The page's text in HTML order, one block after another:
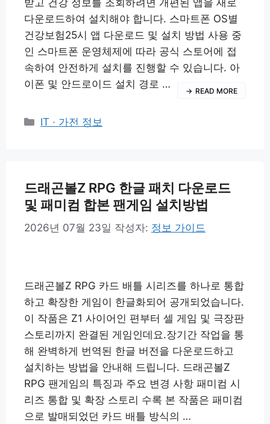
받고 건강 정보를 조회하려면 개편된 앱을 새로
다운로드하여 설치해야 합니다. 스마트폰 OS별
건강보험25시 앱 다운로드 및 설치 방법 사용 중
인 스마트폰 운영체제에 따라 공식 스토어에 접
속하여 안전하게 설치를 진행할 수 있습니다. 아
이폰 및 안드로이드 설치 경로 …
READ MORE
카
IT · 가전 정보
드래곤볼Z RPG 한글 패치 다운로드
및 패미컴 합본 팬게임 설치방법
2026년 07월 23일 작성자: 정보 가이드
드래곤볼Z RPG 카드 배틀 시리즈를 하나로 통합
하고 확장한 게임이 한글화되어 공개되었습니다.
이 작품은 Z1 사이어인 편부터 셀 게임 및 극장판
스토리까지 완결된 게임인데요.장기간 작업을 통
해 완벽하게 번역된 한글 버전을 다운로드하고
설치하는 방법을 안내해 드립니다. 드래곤볼Z
RPG 팬게임의 특징과 주요 변경 사항 패미컴 시
리즈 통합 및 확장 스토리 수록 본 작품은 패미컴
으로 발매되었던 카드 배틀 방식의 …